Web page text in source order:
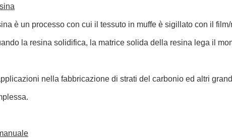
è un processo con cui il tessuto in muffe è sigillato con il
la resina solidifica, la matrice solida della resina lega il
nella fabbricazione di strati del carbonio ed altri